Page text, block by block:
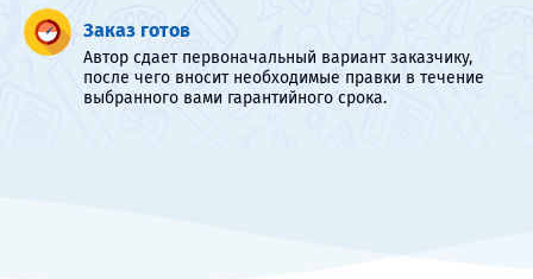
Заказ готов
Автор сдает первоначальный вариант заказчику,
после чего вносит необходимые правки в течение
выбранного вами гарантийного срока.